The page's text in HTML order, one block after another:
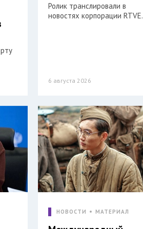
Ролик транслировали в
новостях корпорации RTVE.
6 августа 2026
НОВОСТИ МАТЕРИАЛ